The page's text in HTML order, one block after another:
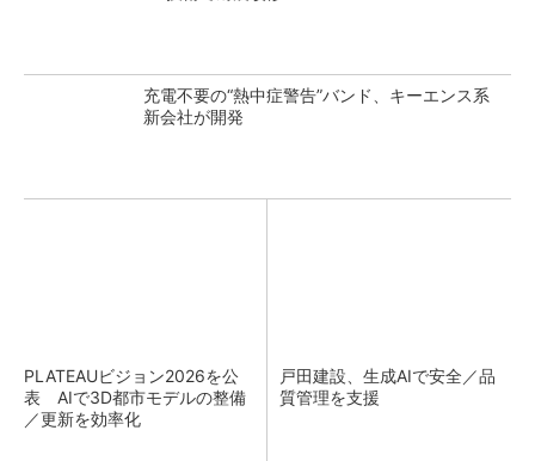
充電不要の“熱中症警告”バンド、キーエンス系
新会社が開発
PLATEAUビジョン2026を公
表 AIで3D都市モデルの整備
／更新を効率化
戸田建設、生成AIで安全／品
質管理を支援